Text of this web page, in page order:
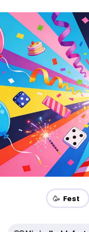
🥳 Fest